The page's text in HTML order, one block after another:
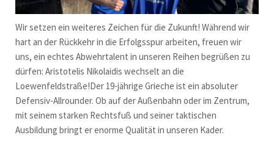
Wir setzen ein weiteres Zeichen für die Zukunft! Während wir
hart an der Rückkehr in die Erfolgsspur arbeiten, freuen wir
uns, ein echtes Abwehrtalent in unseren Reihen begrüßen zu
dürfen: Aristotelis Nikolaidis wechselt an die
Loewenfeldstraße!Der 19-jährige Grieche ist ein absoluter
Defensiv-Allrounder. Ob auf der Außenbahn oder im Zentrum,
mit seinem starken Rechtsfuß und seiner taktischen
Ausbildung bringt er enorme Qualität in unseren Kader.